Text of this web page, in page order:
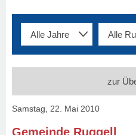
zur
Samstag, 22. Mai 2010
Gemeinde Ruggell